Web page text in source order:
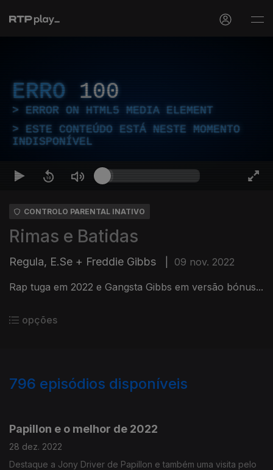
ERRO 100
ERROR ON HTML5 MEDIA ELEMENT
ESTE CONTEÚDO ESTÁ NESTE MOMENTO
INDISPONÍVEL
CONTROLO PARENTAL INATIVO
Rimas e Batidas
Regula, E.Se + Freddie Gibbs 09 nov. 2022
Rap tuga em 2022 e Gangsta Gibbs em versão bónus...
opções
796 episódios disponíveis
Papillon e o melhor de 2022
28 dez. 2022
Destaque a Jony Driver de Papillon e também uma visita pelo